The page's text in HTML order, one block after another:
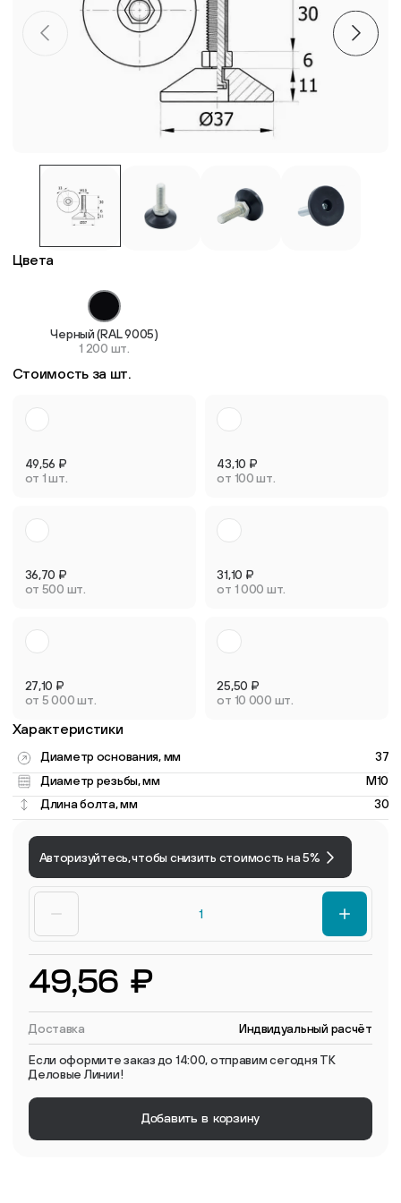
Цвета
Черный (RAL 9005)
1 200 шт.
Стоимость за шт.
49,56 ₽
от 1 шт.
43,10 ₽
от 100 шт.
36,70 ₽
от 500 шт.
31,10 ₽
от 1 000 шт.
27,10 ₽
от 5 000 шт.
25,50 ₽
от 10 000 шт.
Характеристики
Диаметр основания, мм
37
Диаметр резьбы, мм
M10
Длина болта, мм
30
Авторизуйтесь, чтобы снизить стоимость на 5%
49,56 ₽
Доставка Индвидуальный расчёт
Если оформите заказ до 14:00, отправим сегодня ТК
Деловые Линии!
Добавить в корзину
Пластиковые столешницы для школьных парт
Комплектующие для мебели
Система выравнивания плитки
Дюбель